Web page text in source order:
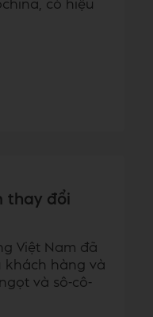
có hiệu
thay đổi
Việt Nam đã
khách hàng và
và sô-cô-